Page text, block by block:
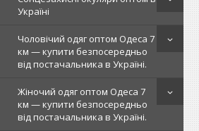
Україні
Чоловічий одяг оптом Одеса 7
км — купити безпосередньо
від постачальника в Україні.
Жіночий одяг оптом Одеса 7
км — купити безпосередньо
від постачальника в Україні.